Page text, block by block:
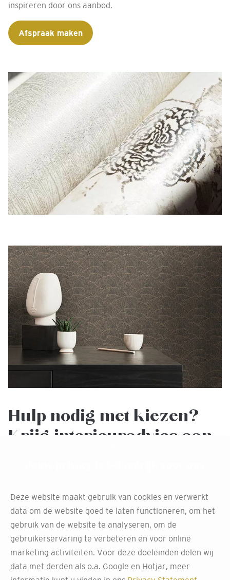
inspireren door ons aanbod.
Afspraak maken
Hulp nodig met kiezen?
Krijg interieuradvies aan
Maak gebruik van ons gratis interieuradvies aan huis.
Onze ervaren stylisten in Tholen helpen je graag bij het
maken van de juiste keuze die het beste past bij jouw stijl
en wensen.
Onze specialisten komen bij je langs, beoordelen je
ruimte, luisteren aandachtig naar je wensen en bieden
Deze website maakt gebruik van cookies en verwerkt
data om de website goed te laten functioneren, om het
gebruik van de website te analyseren, om de
gebruikerservaring te verbeteren en voor online
marketing activiteiten. Voor deze doeleinden delen wij
data met derden als o.a. Google en Hotjar, meer